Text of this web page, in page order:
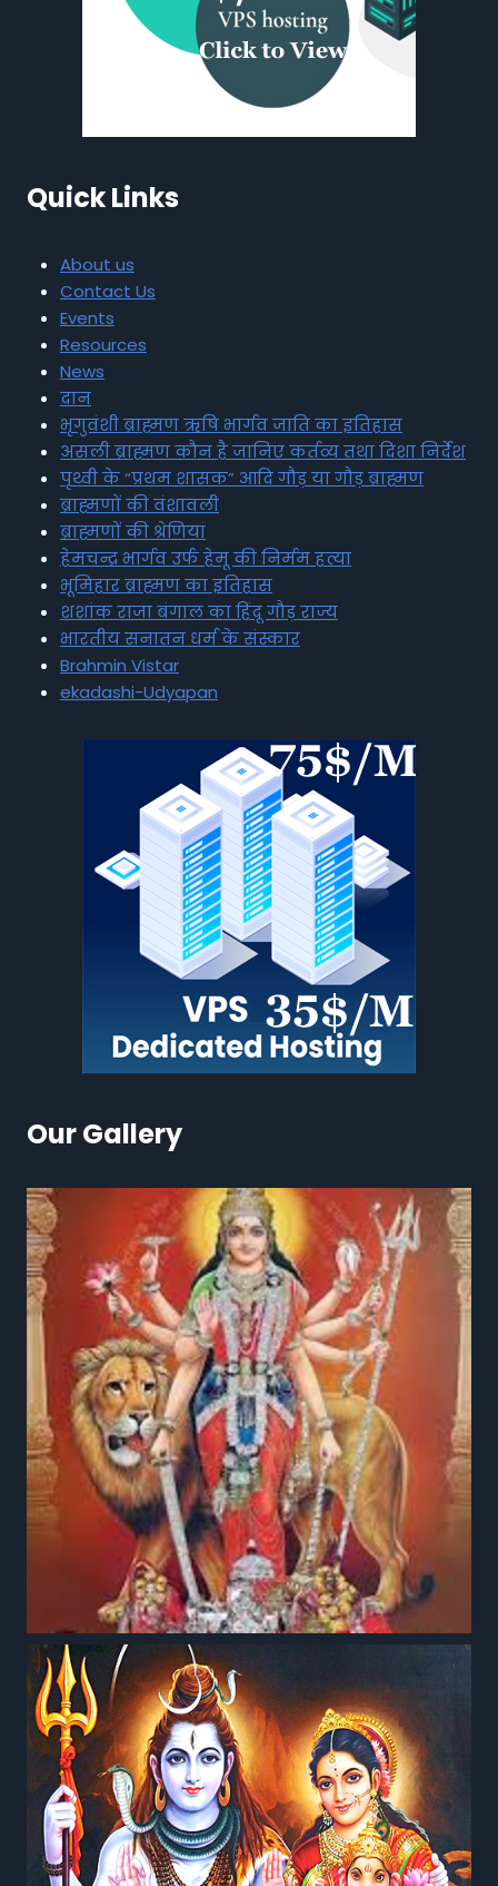
Quick Links
About us
Contact Us
Events
Resources
News
दान
भृगुवंशी ब्राह्मण ऋषि भार्गव जाति का इतिहास
असली ब्राह्मण कौन है जानिए कर्तव्य तथा दिशा निर्देश
पृथ्वी के “प्रथम शासक” आदि गौड़ या गौड़ ब्राह्मण
ब्राह्मणों की वंशावली
ब्राह्मणों की श्रेणियां
हेमचन्द्र भार्गव उर्फ हेमू की निर्मम हत्या
भूमिहार ब्राह्मण का इतिहास
शशांक राजा बंगाल का हिंदू गौड़ राज्य
भारतीय सनातन धर्म के संस्कार
Brahmin Vistar
ekadashi-Udyapan
Our Gallery